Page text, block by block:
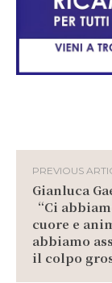
PREVIOUS
Gianluca
“Ci
cuore e
abbiamo
il colpo